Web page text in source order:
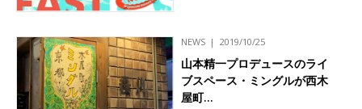
NEWS 2019/10/25
山本精一プロデュースのライ
ブスペース・ミングルが西木
屋町…